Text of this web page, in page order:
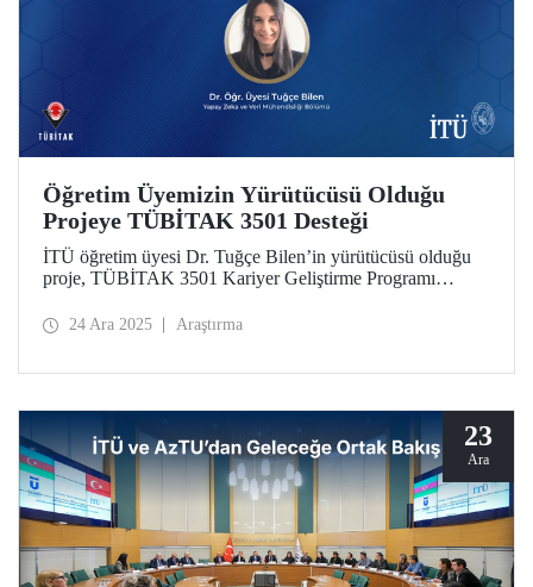
Öğretim Üyemizin Yürütücüsü Olduğu
Projeye TÜBİTAK 3501 Desteği
İTÜ öğretim üyesi Dr. Tuğçe Bilen’in yürütücüsü olduğu
proje, TÜBİTAK 3501 Kariyer Geliştirme Programı
24 Ara 2025 Araştırma
23
Ara